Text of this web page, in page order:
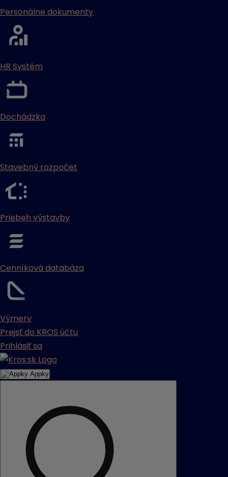
Personálne dokumenty
HR Systém
Dochádzka
Stavebný rozpočet
Priebeh výstavby
Cenníková databáza
Výmery
Prejsť do KROS účtu
Prihlásiť sa
Appky